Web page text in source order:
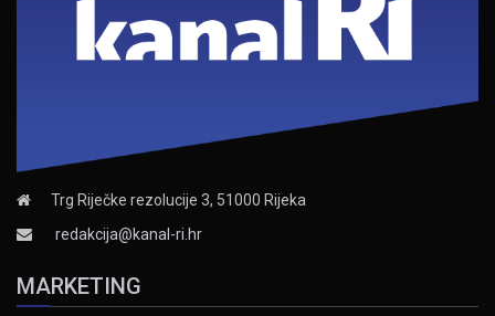
Trg Riječke rezolucije 3, 51000 Rijeka
redakcija@kanal-ri.hr
MARKETING